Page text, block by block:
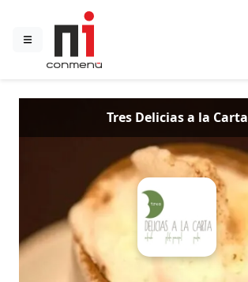
Tres Delicias a la Carta